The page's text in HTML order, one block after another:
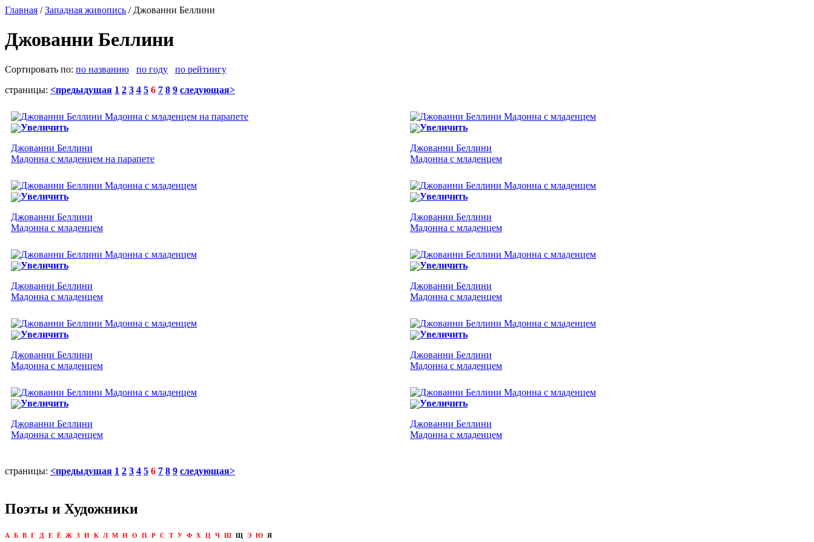
Главная /Западная живопись / Джованни Беллини
Джованни Беллини
Сортировать по: по названию по году
по рейтингу
страницы: <предыдущая 1 2 3 4 5 6 7 8 9 следующая>
Увеличить
Джованни Беллини
Мадонна с младенцем на парапете
Увеличить
Джованни Беллини
Мадонна с младенцем
Увеличить
Джованни Беллини
Мадонна с младенцем
Увеличить
Джованни Беллини
Мадонна с младенцем
Увеличить
Джованни Беллини
Мадонна с младенцем
Увеличить
Джованни Беллини
Мадонна с младенцем
Увеличить
Джованни Беллини
Мадонна с младенцем
Увеличить
Джованни Беллини
Мадонна с младенцем
Увеличить
Джованни Беллини
Мадонна с младенцем
Увеличить
Джованни Беллини
Мадонна с младенцем
страницы: <предыдущая 1 2 3 4 5 6 7 8 9 следующая>
Поэты и Художники
А Б В Г Д Е Ё Ж З И К Л М Н О П Р С Т У Ф Х Ц Ч Ш Щ Э Ю Я